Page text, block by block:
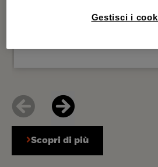
Scopri di più
Gestisci i